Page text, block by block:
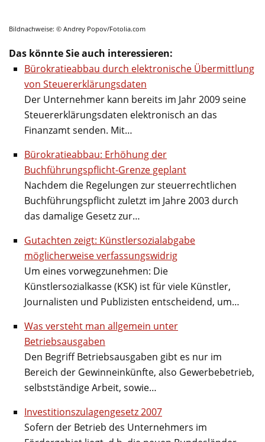
Bildnachweise: © Andrey Popov/Fotolia.com
Das könnte Sie auch interessieren:
Bürokratieabbau durch elektronische Übermittlung
von Steuererklärungsdaten
Der Unternehmer kann bereits im Jahr 2009 seine
Steuererklärungsdaten elektronisch an das
Finanzamt senden. Mit…
Bürokratieabbau: Erhöhung der
Buchführungspflicht-Grenze geplant
Nachdem die Regelungen zur steuerrechtlichen
Buchführungspflicht zuletzt im Jahre 2003 durch
das damalige Gesetz zur…
Gutachten zeigt: Künstlersozialabgabe
möglicherweise verfassungswidrig
Um eines vorwegzunehmen: Die
Künstlersozialkasse (KSK) ist für viele Künstler,
Journalisten und Publizisten entscheidend, um…
Was versteht man allgemein unter
Betriebsausgaben
Den Begriff Betriebsausgaben gibt es nur im
Bereich der Gewinneinkünfte, also Gewerbebetrieb,
selbstständige Arbeit, sowie…
Investitionszulagengesetz 2007
Sofern der Betrieb des Unternehmers im